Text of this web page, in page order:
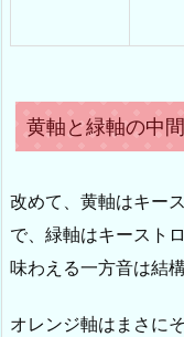
黄軸と緑軸の中
改めて、黄軸はキー
で、緑軸はキースト
味わえる一方音は結
オレンジ軸はまさに